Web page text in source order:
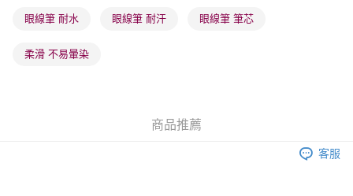
(香港門市) 只顯示可選門市。確認發貨後2-5個工作天到店，3天內
每筆HK$20.00，滿HK$100.00或以上免運費
每筆HK$20.00，滿HK$100.00或以上免運費
運費表
眼線筆 耐水 眼線筆 耐汗 眼線筆 筆芯
柔滑 不易暈染
商品推薦
客服